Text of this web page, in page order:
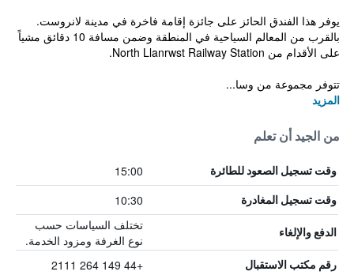
يوفر هذا الفندق الحائز على جائزة إقامة فاخرة في مدينة لانروست.
بالقرب من المعالم السياحية في المنطقة وضمن مسافة 10 دقائق مشياً
على الأقدام من North Llanrwst Railway Station.
تتوفر مجموعة من وسا...
المزيد
من الجيد أن تعلم
وقت تسجيل الصعود للطائرة 15:00
وقت تسجيل المغادرة 10:30
الدفع والإلغاء
تختلف السياسات حسب
نوع الغرفة ومزود الخدمة.
رقم مكتب الاستقبال +44 149 264 2111